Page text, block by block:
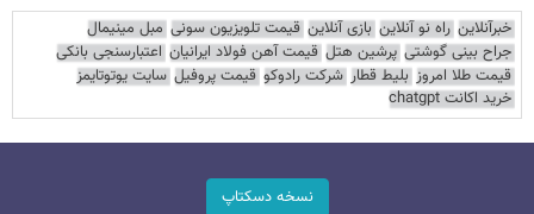
خبرآنلاین راه نو آنلاین بازی آنلاین قیمت تلویزیون سونی مبل مینیمال
جراح بینی گوشتی پرشین هتل قیمت آهن فولاد ایرانیان اعتبارسنجی بانکی
قیمت طلا امروز بلیط قطار شرکت رادوکو قیمت پروفیل سایت یوتوتایمز
خرید اکانت chatgpt
نسخه دسکتاپ